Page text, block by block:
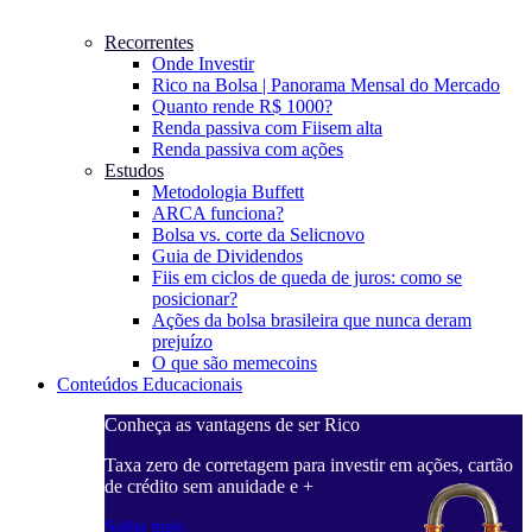
Recorrentes
Onde Investir
Rico na Bolsa | Panorama Mensal do Mercado
Quanto rende R$ 1000?
Renda passiva com Fiisem alta
Renda passiva com ações
Estudos
Metodologia Buffett
ARCA funciona?
Bolsa vs. corte da Selicnovo
Guia de Dividendos
Fiis em ciclos de queda de juros: como se
posicionar?
Ações da bolsa brasileira que nunca deram
prejuízo
O que são memecoins
Conteúdos Educacionais
Conheça as vantagens de ser Rico
Taxa zero de corretagem para investir em ações, cartão
de crédito sem anuidade e +
Saiba mais